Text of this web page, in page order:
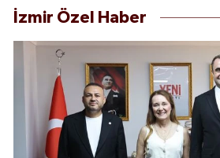
İzmir Özel Haber